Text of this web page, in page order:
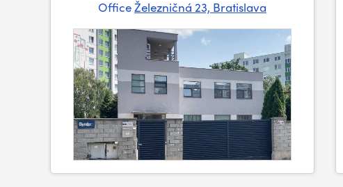
OfficeŽelezničná 23, Bratislava